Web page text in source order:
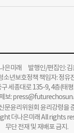
은미래 발행인/편집인:
소년보호정책 책임자: 정유
구 세종대로 135-9, 4층(태
보:
문윤리위원회 윤리강령을
더나은미래 All rights
무단 전재 및 재배포 금지.